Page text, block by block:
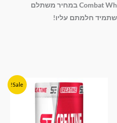
הזמינו עכשיו את אבקת חלבון Combat Whey במחיר משתלם
שתמיד חלמתם עליו!
Sale!
המחיר
המקורי
היה:
המחיר
הנוכחי
הוא:
₪84.90.